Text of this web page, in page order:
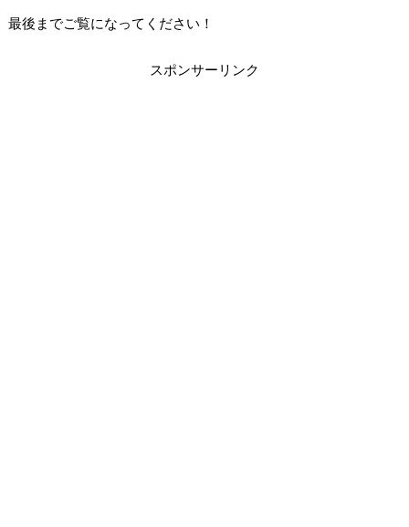
最後までご覧になってください！
スポンサーリンク